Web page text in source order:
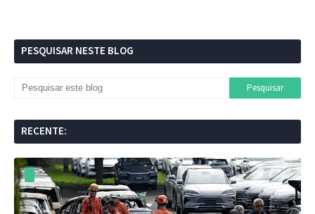
PESQUISAR NESTE BLOG
RECENTE: